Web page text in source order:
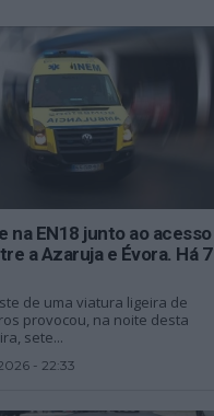
na EN18 junto ao acesso
a Azaruja e Évora. Há 7
de uma viatura ligeira de
provocou, na noite desta
sete...
- 22:33